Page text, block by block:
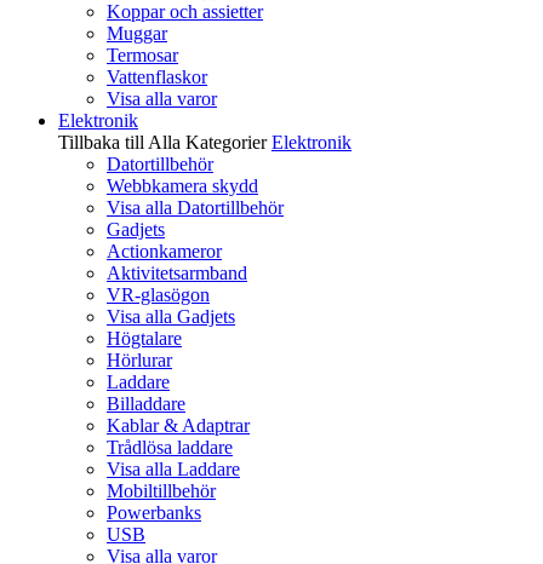
Koppar och assietter
Muggar
Termosar
Vattenflaskor
Visa alla varor
Elektronik
Tillbaka till Alla Kategorier Elektronik
Datortillbehör
Webbkamera skydd
Visa alla Datortillbehör
Gadjets
Actionkameror
Aktivitetsarmband
VR-glasögon
Visa alla Gadjets
Högtalare
Hörlurar
Laddare
Billaddare
Kablar & Adaptrar
Trådlösa laddare
Visa alla Laddare
Mobiltillbehör
Powerbanks
USB
Visa alla varor